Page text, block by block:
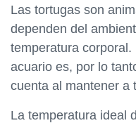
Las tortugas son
dependen del
temperatura corporal.
acuario es, por lo
cuenta al mantener a
La temperatura ideal